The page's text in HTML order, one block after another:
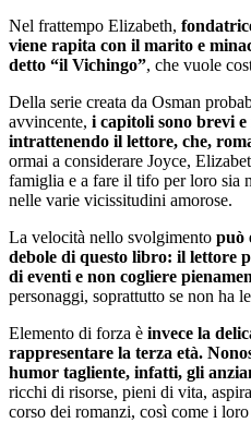
Nel frattempo Elizabeth,
viene rapita con il marito e
detto “il Vichingo”, che vuole
Della serie creata da Osman
avvincente, i capitoli sono brevi
intrattenendo il lettore, che,
ormai a considerare Joyce,
famiglia e a fare il tifo per loro sia
nelle varie vicissitudini amorose.
La velocità nello svolgimento può
debole di questo libro: il lettore
di eventi e non cogliere
personaggi, soprattutto se non ha
Elemento di forza è invece la
rappresentare la terza età.
humor tagliente, infatti, gli
ricchi di risorse, pieni di vita,
corso dei romanzi, così come i